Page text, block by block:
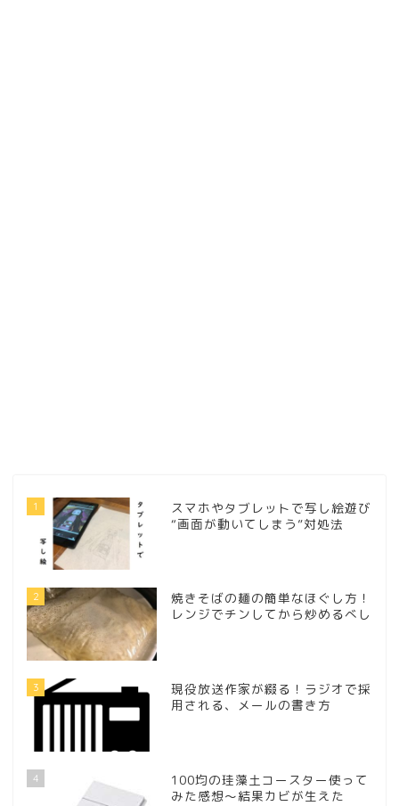
1
スマホやタブレットで写し絵遊び
“画面が動いてしまう”対処法
2
焼きそばの麺の簡単なほぐし方！
レンジでチンしてから炒めるべし
3
現役放送作家が綴る！ラジオで採
用される、メールの書き方
4
100均の珪藻土コースター使って
みた感想～結果カビが生えた